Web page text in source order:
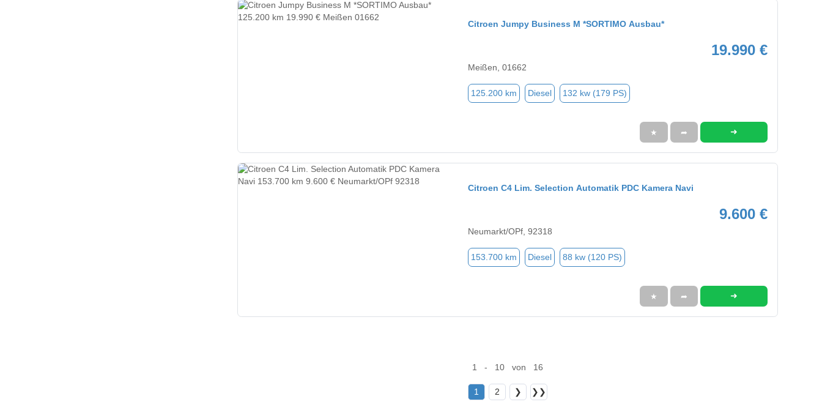
Citroen Jumpy Business M *SORTIMO Ausbau*
19.990 €
Meißen, 01662
125.200 km Diesel 132 kw (179 PS)
★ ➦ ➜
Citroen C4 Lim. Selection Automatik PDC Kamera Navi
9.600 €
Neumarkt/OPf, 92318
153.700 km Diesel 88 kw (120 PS)
★ ➦ ➜
1 - 10 von 16
1 2 ❯ ❯❯